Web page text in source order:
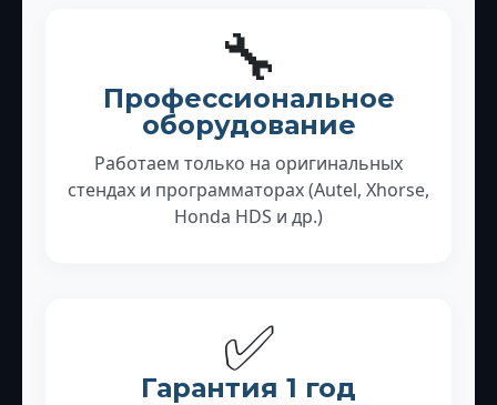
🔧
Профессиональное
оборудование
Работаем только на оригинальных
стендах и программаторах (Autel, Xhorse,
Honda HDS и др.)
✅
Гарантия 1 год